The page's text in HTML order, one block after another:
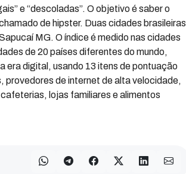
e “descoladas”. O objetivo é saber o
de hipster. Duas cidades brasileiras
MG. O índice é medido nas cidades
de 20 países diferentes do mundo,
era digital, usando 13 itens de pontuação
de internet de alta velocidade,
lojas familiares e alimentos